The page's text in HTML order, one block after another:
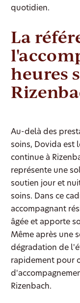
quotidien.
La
heures
Au-delà des
soins, Dovida est
continue à
représente une
soutien jour et
soins. Dans ce
accompagnant
âgée et apporte
Même après une
dégradation de
rapidement pour
Rizenbach.